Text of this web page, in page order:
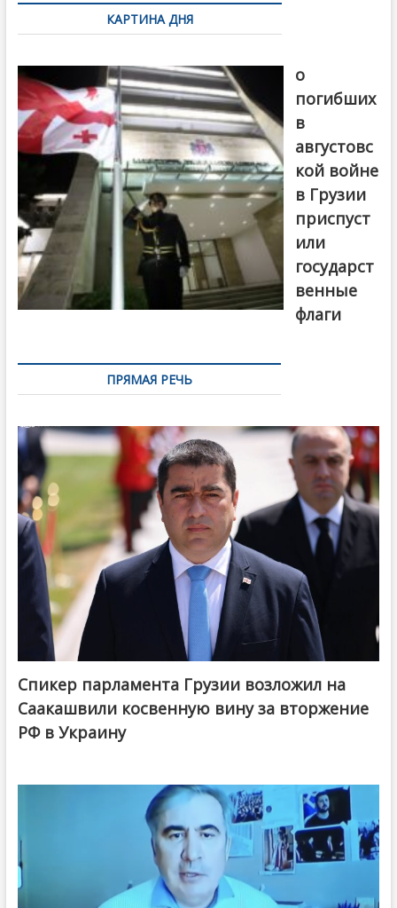
записямКАРТИНА ДНЯ
о
погибших
в
августовс
кой войне
в Грузии
приспуст
или
государст
венные
флаги
ПРЯМАЯ РЕЧЬ
Спикер парламента Грузии возложил на
Саакашвили косвенную вину за вторжение
РФ в Украину